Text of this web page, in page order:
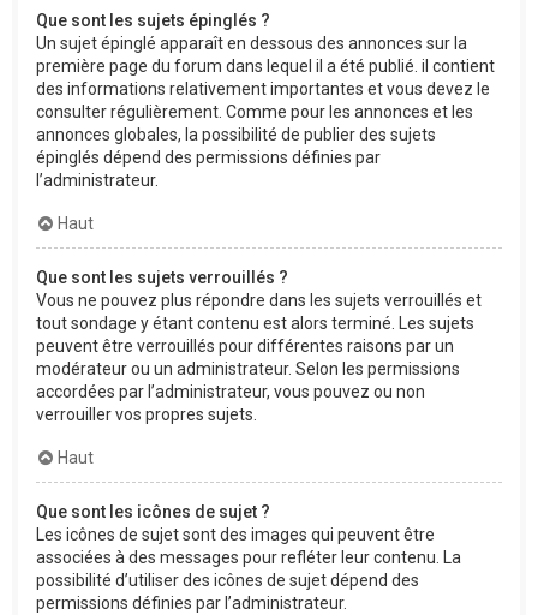
Que sont les sujets épinglés ?
Un sujet épinglé apparaît en dessous des annonces sur la
première page du forum dans lequel il a été publié. il contient
des informations relativement importantes et vous devez le
consulter régulièrement. Comme pour les annonces et les
annonces globales, la possibilité de publier des sujets
épinglés dépend des permissions définies par
l’administrateur.
Haut
Que sont les sujets verrouillés ?
Vous ne pouvez plus répondre dans les sujets verrouillés et
tout sondage y étant contenu est alors terminé. Les sujets
peuvent être verrouillés pour différentes raisons par un
modérateur ou un administrateur. Selon les permissions
accordées par l’administrateur, vous pouvez ou non
verrouiller vos propres sujets.
Haut
Que sont les icônes de sujet ?
Les icônes de sujet sont des images qui peuvent être
associées à des messages pour refléter leur contenu. La
possibilité d’utiliser des icônes de sujet dépend des
permissions définies par l’administrateur.